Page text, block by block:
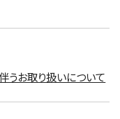
うお取り扱いについて